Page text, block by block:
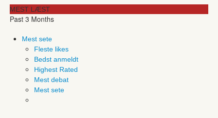
MEST LÆST
Past 3 Months
Mest sete
Fleste likes
Bedst anmeldt
Highest Rated
Mest debat
Mest sete